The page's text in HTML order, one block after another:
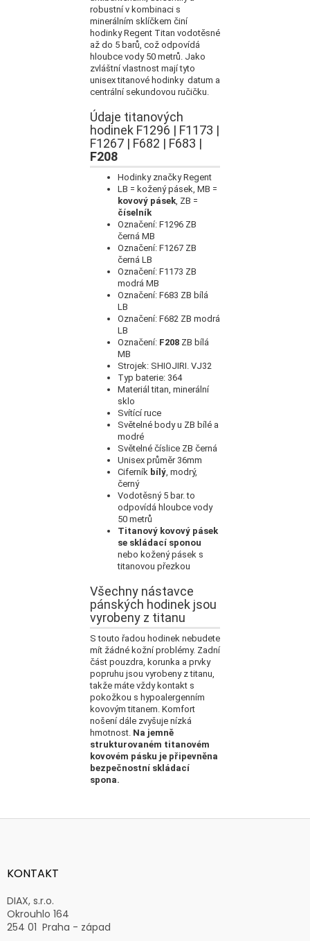
robustní v kombinaci s
minerálním sklíčkem činí
hodinky Regent Titan vodotěsné
až do 5 barů, což odpovídá
hloubce vody 50 metrů. Jako
zvláštní vlastnost mají tyto
unisex titanové hodinky datum a
centrální sekundovou ručičku.
Údaje titanových
hodinek F1296 | F1173 |
F1267 | F682 | F683 |
F208
Hodinky značky Regent
LB = kožený pásek, MB =
kovový pásek, ZB =
číselník
Označení: F1296 ZB
černá MB
Označení: F1267 ZB
černá LB
Označení: F1173 ZB
modrá MB
Označení: F683 ZB bílá
LB
Označení: F682 ZB modrá
LB
Označení: F208 ZB bílá
MB
Strojek: SHIOJIRI. VJ32
Typ baterie: 364
Materiál titan, minerální
sklo
Svítící ruce
Světelné body u ZB bílé a
modré
Světelné číslice ZB černá
Unisex průměr 36mm
Ciferník bílý, modrý,
černý
Vodotěsný 5 bar. to
odpovídá hloubce vody
50 metrů
Titanový kovový pásek
se skládací sponou
nebo kožený pásek s
titanovou přezkou
Všechny nástavce
pánských hodinek jsou
vyrobeny z titanu
S touto řadou hodinek nebudete
mít žádné kožní problémy. Zadní
část pouzdra, korunka a prvky
popruhu jsou vyrobeny z titanu,
takže máte vždy kontakt s
pokožkou s hypoalergenním
kovovým titanem. Komfort
nošení dále zvyšuje nízká
hmotnost. Na jemně
strukturovaném titanovém
kovovém pásku je připevněna
bezpečnostní skládací
spona.
Z
aKONTAKT
DIAX, s.r.o.
Okrouhlo 164
254 01 Praha - západ